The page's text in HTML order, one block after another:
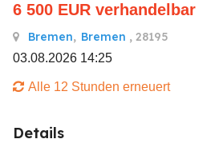
6 500 EUR verhandelbar
Bremen, Bremen , 28195
03.08.2026 14:25
Alle 12 Stunden erneuert
Details